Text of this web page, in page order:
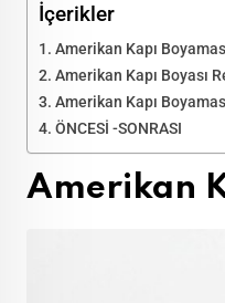
İçerikler
Amerikan Kapı
Amerikan Kapı Boyası
Amerikan Kapı
ÖNCESİ -SONRASI
Amerikan